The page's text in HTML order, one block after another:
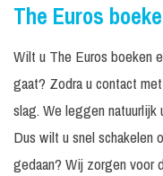
The Euros
Wilt u The Euros boeken
gaat? Zodra u contact
slag. We leggen
Dus wilt u snel
gedaan? Wij zorgen voor